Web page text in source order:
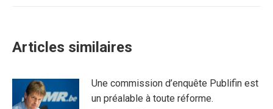
Articles similaires
Une commission d’enquête Publifin est
un préalable à toute réforme.